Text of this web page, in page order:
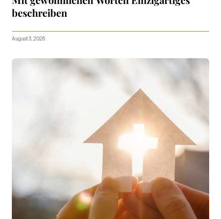
beschreiben
August 3, 2026